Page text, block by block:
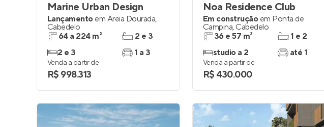
Marine Urban Design
Lançamento em Areia Dourada,
Cabedelo
64 a 224 m²
2 e 3
2 e 3
1 a 3
Venda a partir de
R$ 998.313
Noa Residence Club
Em construção em Ponta de
Campina, Cabedelo
36 e 57 m²
studio a 2
1 e 2
até 1
Venda a partir de
R$ 430.000